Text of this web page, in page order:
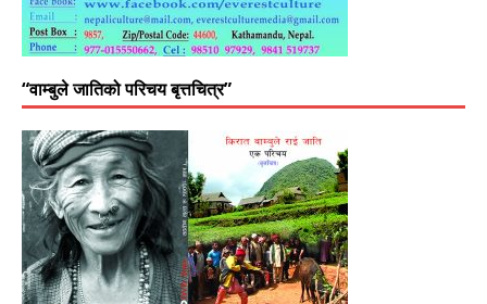
“वाम्बुले जातिको परिचय बृत्तचित्र”